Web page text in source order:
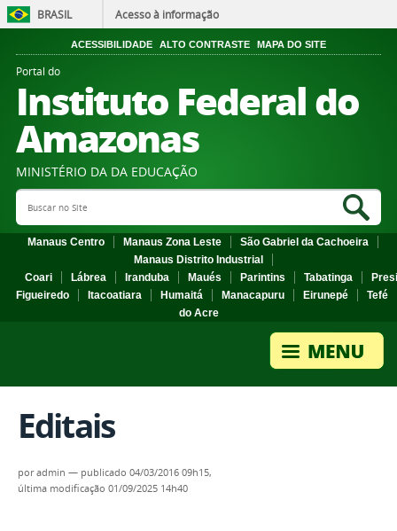
BRASIL Acesso à informação
ACESSIBILIDADE ALTO CONTRASTE MAPA DO SITE
Portal do
Instituto Federal do
Amazonas
MINISTÉRIO DA DA EDUCAÇÃO
Search Site
Manaus Centro Manaus Zona Leste
São Gabriel da Cachoeira
Manaus Distrito Industrial
Coari
Lábrea Iranduba Maués Parintins Tabatinga
Figueiredo
Itacoatiara Humaitá Manacapuru Eirunepé
Tefé
do Acre
Editais
poradmin — publicado 04/03/2016 09h15,
última modificação 01/09/2025 14h40